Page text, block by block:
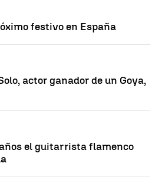
festivo en España
actor ganador de un Goya,
el guitarrista flamenco